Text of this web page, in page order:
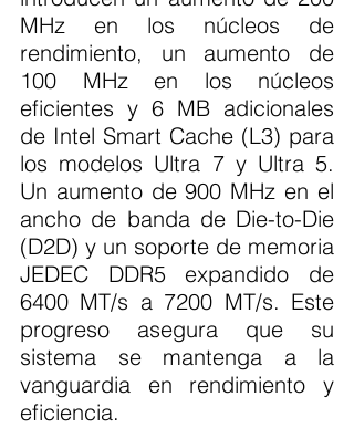
MHz en los núcleos de
rendimiento, un aumento de
100 MHz en los núcleos
eficientes y 6 MB adicionales
de Intel Smart Cache (L3) para
los modelos Ultra 7 y Ultra 5.
Un aumento de 900 MHz en el
ancho de banda de Die-to-Die
(D2D) y un soporte de memoria
JEDEC DDR5 expandido de
6400 MT/s a 7200 MT/s. Este
progreso asegura que su
sistema se mantenga a la
vanguardia en rendimiento y
eficiencia.